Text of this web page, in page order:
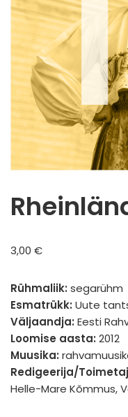
3,00 €
Rühmaliik: segarühm
Esmatrükk: Uute
Väljaandja: Eesti
Loomise aasta: 2012
Muusika:
Redigeerija/
Helle-Mare Kõmmus,